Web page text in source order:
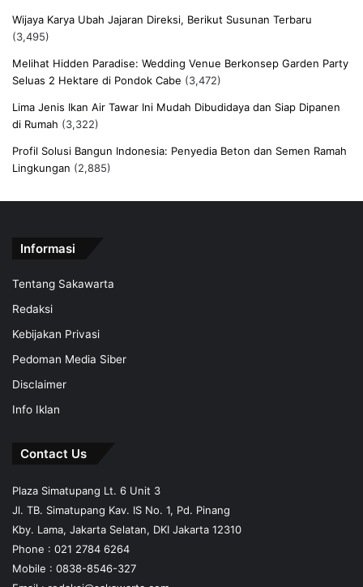
Wijaya Karya Ubah Jajaran Direksi, Berikut Susunan Terbaru
(3,495)
Melihat Hidden Paradise: Wedding Venue Berkonsep Garden Party
Seluas 2 Hektare di Pondok Cabe (3,472)
Lima Jenis Ikan Air Tawar Ini Mudah Dibudidaya dan Siap Dipanen
di Rumah (3,322)
Profil Solusi Bangun Indonesia: Penyedia Beton dan Semen Ramah
Lingkungan (2,885)
Informasi
Tentang Sakawarta
Redaksi
Kebijakan Privasi
Pedoman Media Siber
Disclaimer
Info Iklan
Contact Us
Plaza Simatupang Lt. 6 Unit 3
Jl. TB. Simatupang Kav. IS No. 1, Pd. Pinang
Kby. Lama, Jakarta Selatan, DKI Jakarta 12310
Phone : 021 2784 6264
Mobile : 0838-8546-327